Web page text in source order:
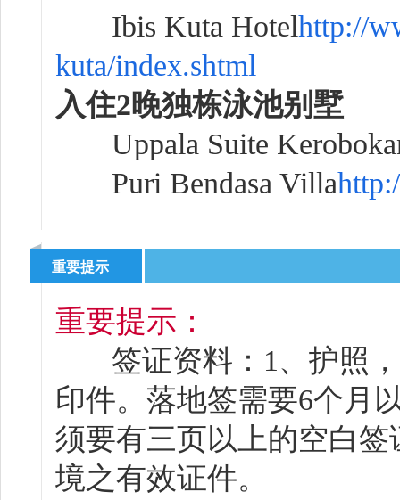
Ibis Kuta Hotelhttp://
kuta/index.shtml
入住2晚独栋泳池别墅
Uppala Suite
Puri Bendasa Villa
重要提示
重要提示：
签证资料：1、护照，
印件。落地签需要6个月
须要有三页以上的空白
境之有效证件。